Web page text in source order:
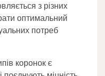
з різних
оптимальний
потреб
коронок є